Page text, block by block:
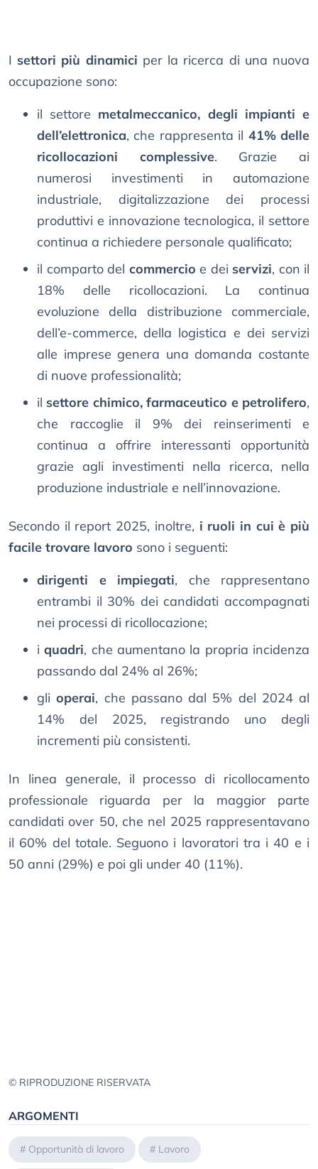
I settori più dinamici per la ricerca di una nuova
occupazione sono:
il settore metalmeccanico, degli impianti e
dell’elettronica, che rappresenta il 41% delle
ricollocazioni complessive. Grazie ai
numerosi investimenti in automazione
industriale, digitalizzazione dei processi
produttivi e innovazione tecnologica, il settore
continua a richiedere personale qualificato;
il comparto del commercio e dei servizi, con il
18% delle ricollocazioni. La continua
evoluzione della distribuzione commerciale,
dell’e-commerce, della logistica e dei servizi
alle imprese genera una domanda costante
di nuove professionalità;
il settore chimico, farmaceutico e petrolifero,
che raccoglie il 9% dei reinserimenti e
continua a offrire interessanti opportunità
grazie agli investimenti nella ricerca, nella
produzione industriale e nell’innovazione.
Secondo il report 2025, inoltre, i ruoli in cui è più
facile trovare lavoro sono i seguenti:
dirigenti e impiegati, che rappresentano
entrambi il 30% dei candidati accompagnati
nei processi di ricollocazione;
iquadri, che aumentano la propria incidenza
passando dal 24% al 26%;
glioperai, che passano dal 5% del 2024 al
14% del 2025, registrando uno degli
incrementi più consistenti.
In linea generale, il processo di ricollocamento
professionale riguarda per la maggior parte
candidati over 50, che nel 2025 rappresentavano
il 60% del totale. Seguono i lavoratori tra i 40 e i
50 anni (29%) e poi gli under 40 (11%).
© RIPRODUZIONE RISERVATA
ARGOMENTI
# Opportunità di lavoro # Lavoro